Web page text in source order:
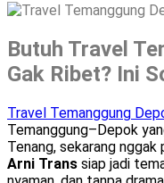
Butuh Travel
Gak Ribet? Ini
Travel Temanggung
Temanggung–Depok
Tenang, sekarang
Arni Trans siap jadi